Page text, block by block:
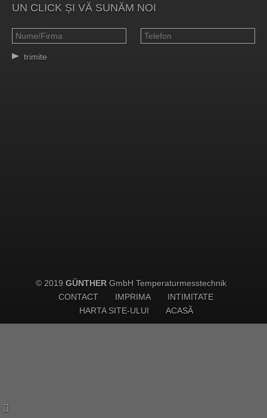
UN CLICK ȘI VĂ SUNĂM NOI
trimite
© 2019 GÜNTHER GmbH Temperaturmesstechnik
CONTACT
IMPRIMA
INTIMITATE
HARTA SITE-ULUI
ACASĂ